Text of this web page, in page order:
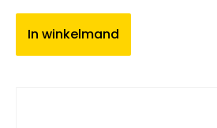
In winkelmand